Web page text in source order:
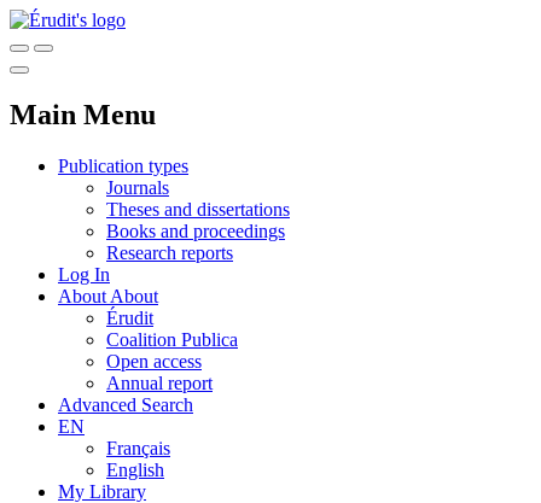
Main Menu
Publication types
Journals
Theses and dissertations
Books and proceedings
Research reports
Log In
About About
Érudit
Coalition Publica
Open access
Annual report
Advanced Search
EN
Français
English
My Library